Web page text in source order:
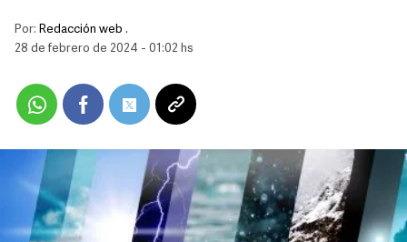
Por: Redacción web .
28 de febrero de 2024 - 01:02 hs